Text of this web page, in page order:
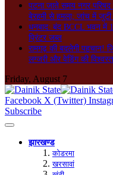
पटना जाते समय नगर
बेरहमी से हमला; जांच में
धनबाद: बंद BCCL भवन में
प्रिंटर जब्त
रामगढ़ की बदलेगी पहचान!
लग्जरी और वेडिंग की
Friday, August 7
Facebook X (Twitter)
Subscribe
झारखण्ड
कोडरमा
खरसावां